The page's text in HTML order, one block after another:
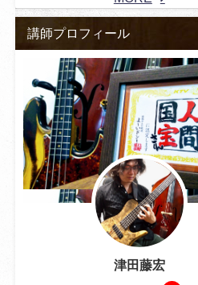
講師プロフィール
津田藤宏